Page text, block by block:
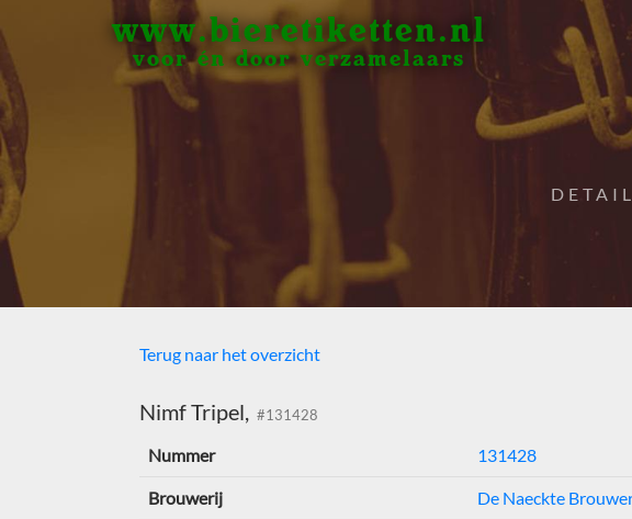
www.bieretiketten.nl
voor én door verzamelaars
Terug naar het overzicht
Nimf Tripel, #131428
Nummer 131428
Brouwerij De Naeckte